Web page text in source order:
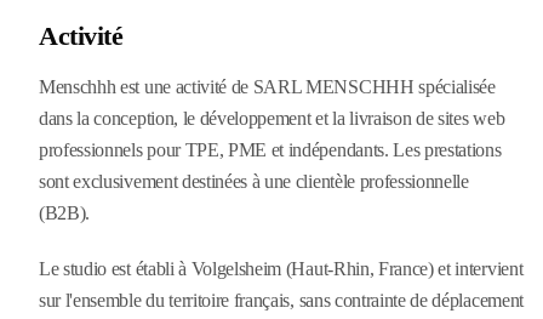
Activité
Menschhh est une activité de SARL MENSCHHH spécialisée
dans la conception, le développement et la livraison de sites web
professionnels pour TPE, PME et indépendants. Les prestations
sont exclusivement destinées à une clientèle professionnelle
(B2B).
Le studio est établi à Volgelsheim (Haut-Rhin, France) et intervient
sur l'ensemble du territoire français, sans contrainte de déplacement